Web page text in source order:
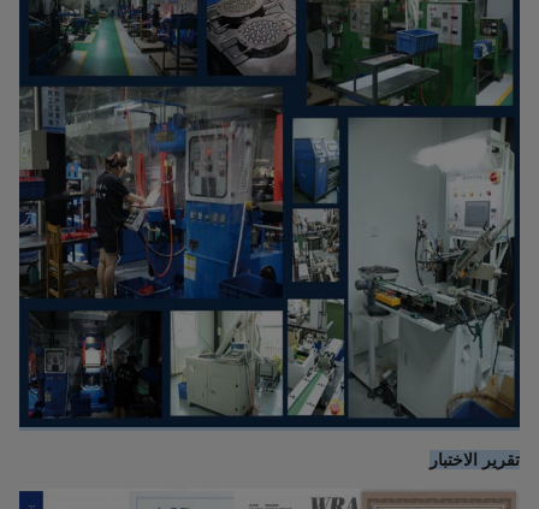
تقرير الاختبار